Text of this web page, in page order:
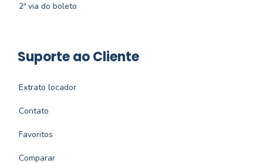
2ª via do boleto
Suporte ao Cliente
Extrato locador
Contato
Favoritos
Comparar